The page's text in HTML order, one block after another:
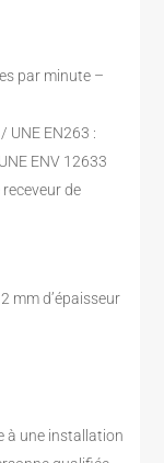
par minute –
UNE EN263 :
ENV 12633
de
mm d’épaisseur
à une installation